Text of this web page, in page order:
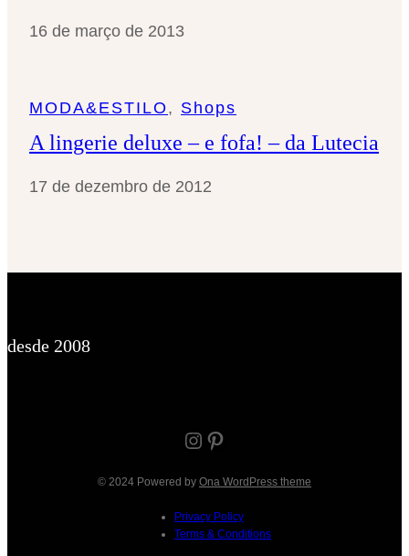
16 de março de 2013
MODA&ESTILO , Shops
A lingerie deluxe – e fofa! – da Lutecia
17 de dezembro de 2012
desde 2008
Instagram Pinterest
© 2024 Powered by Ona WordPress theme
Privacy Policy
Terms & Conditions